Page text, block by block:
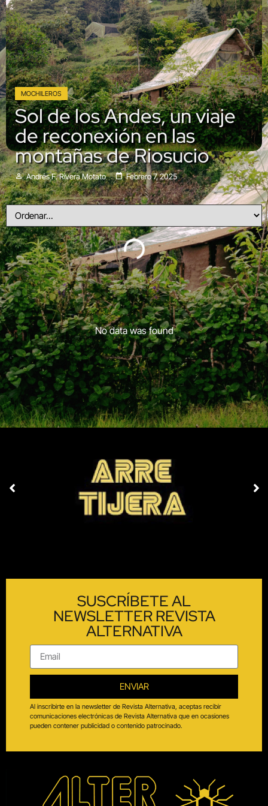
MOCHILEROS
Sol de los Andes, un viaje
de reconexión en las
montañas de Riosucio
Andrés F. Rivera Motato Febrero 7, 2025
No data was found
SUSCRÍBETE AL
NEWSLETTER REVISTA
ALTERNATIVA
ENVIAR
Al inscribirte en la newsletter de Revista Alternativa, aceptas recibir
comunicaciones electrónicas de Revista Alternativa que en ocasiones
pueden contener publicidad o contenido patrocinado.